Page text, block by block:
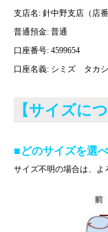
支店名: 針中野支店（店
普通預金: 普通
口座番号: 4599654
口座名義: シミズ タカシ
【サイズに
■どのサイズを選
サイズ不明の場合は、よ